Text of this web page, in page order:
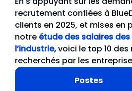
recrutement confiées à
clients en 2025, et mises en
notre étude des salaires
l’industrie,voici le top 10
recherchés par les
Postes